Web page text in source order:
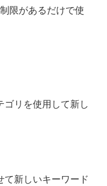
限があるだけで使
ゴリを使用して新し
て新しいキーワード